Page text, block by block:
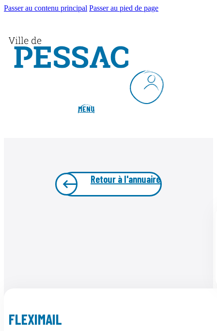
Passer au contenu principal Passer au pied de page
MENU
Retour à l'annuaire
FLEXIMAIL